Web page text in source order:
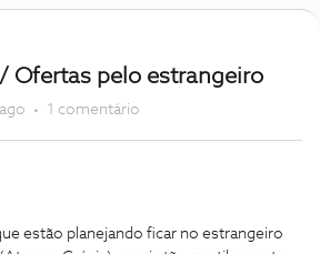
Ofertas pelo estrangeiro
1 comentário
estão planejando ficar no estrangeiro